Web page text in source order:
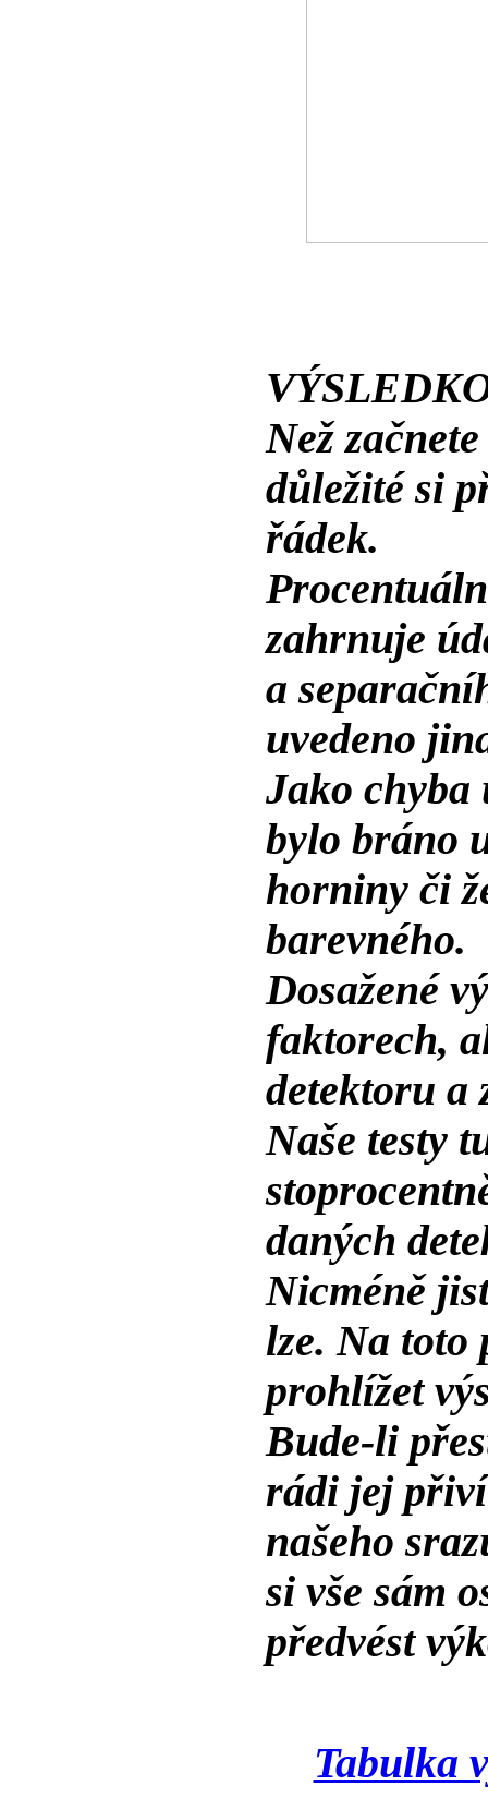
Než
důležité si
řádek.
zahrnuje
a
uvedeno
Jako chyba
bylo bráno
horniny či
barevného.
Dosažené
faktorech,
detektoru a
Naše testy
daných
Nicméně
lze. Na toto
prohlížet
Bude-li
rádi jej
našeho
si vše sám
předvést
Tabulka